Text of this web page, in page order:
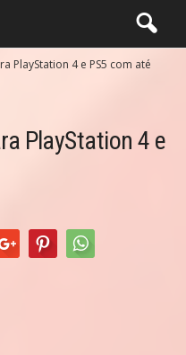
PlayStation 4 e PS5 com até
PlayStation 4 e